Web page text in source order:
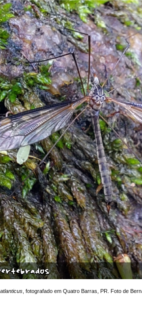
fotografado em Quatro Barras, PR. Foto de